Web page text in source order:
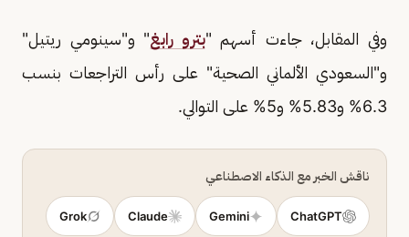
وفي المقابل، جاءت أسهم "بترو رابغ" و"سينومي ريتيل"
و"السعودي الألماني الصحية" على رأس التراجعات بنسب
6.3% و5.83% و5% على التوالي.
ناقش الخبر مع الذكاء الاصطناعي
ChatGPT
Gemini
Claude
Grok